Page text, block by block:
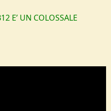
E’ UN COLOSSALE